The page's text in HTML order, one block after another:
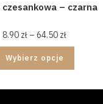
czesankowa – czarna
8.90 zł – 64.50 zł
Wybierz opcje